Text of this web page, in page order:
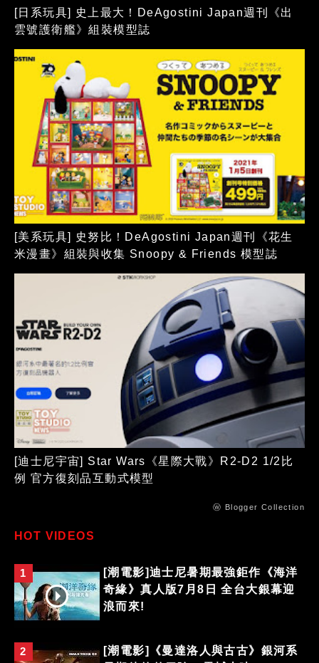
[日系玩具] 史上最大！DeAgostini Japan週刊《出
雲號護衛艦》組裝模型誌
[美系玩具] 史努比！DeAgostini Japan週刊《花生
米漫畫》組裝與收集 Snoopy & Friends 模型誌
[迪士尼宇宙] Star Wars《星際大戰》R2-D2 1/2比
例 官方復刻品互動式模型
ⓦ Blogger Collection
HOT VIDEOS
1
[潮電影]迪士尼暑期最強鉅作《海洋
奇緣》真人版7月8日 全台大銀幕迎
浪而來!
2
[潮電影]《曼達洛人與古古》銀河系